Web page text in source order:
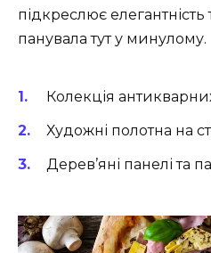
підкреслює елегантність
панувала тут у минулому.
Колекція
Художні полотна на
Дерев’яні панелі та